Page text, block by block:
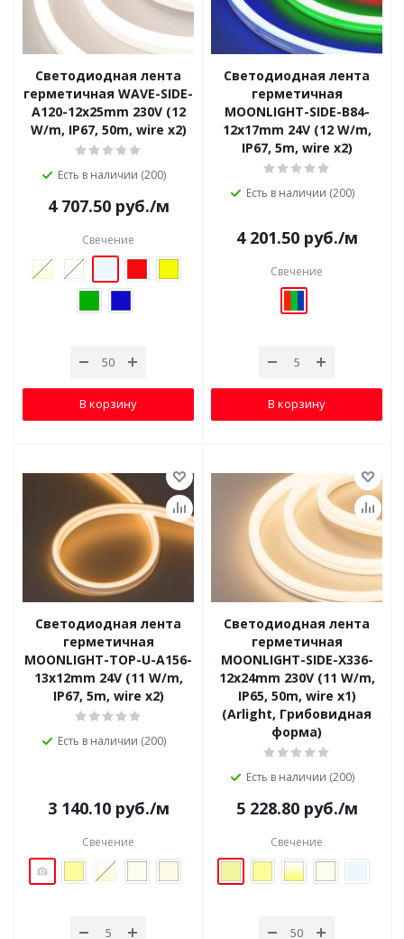
Светодиодная лента
герметичная WAVE-SIDE-
A120-12x25mm 230V (12
W/m, IP67, 50m, wire x2)
Есть в наличии (200)
4 707.50руб./м
Свечение
В корзину
Светодиодная лента
герметичная
MOONLIGHT-SIDE-B84-
12x17mm 24V (12 W/m,
IP67, 5m, wire x2)
Есть в наличии (200)
4 201.50руб./м
Свечение
В корзину
Светодиодная лента
герметичная
MOONLIGHT-TOP-U-A156-
13x12mm 24V (11 W/m,
IP67, 5m, wire x2)
Есть в наличии (200)
3 140.10руб./м
Свечение
Светодиодная лента
герметичная
MOONLIGHT-SIDE-X336-
12x24mm 230V (11 W/m,
IP65, 50m, wire x1)
(Arlight, Грибовидная
форма)
Есть в наличии (200)
5 228.80руб./м
Свечение